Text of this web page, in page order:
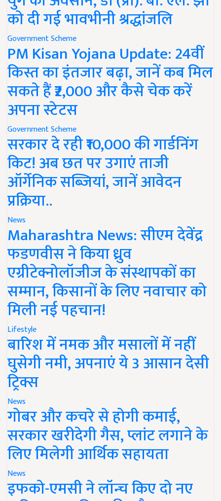
को दी गई भावभीनी श्रद्धांजलि
Government Scheme
PM Kisan Yojana Update: 24वीं
किस्त का इंतजार बढ़ा, जानें कब मिल
सकते हैं ₹2,000 और कैसे चेक करें
अपना स्टेटस
Government Scheme
सरकार दे रही ₹10,000 की गार्डनिंग
किट! अब छत पर उगाएं ताजी
ऑर्गेनिक सब्जियां, जानें आवेदन
प्रक्रिया..
News
Maharashtra News: सीएम देवेंद्र
फडणवीस ने किया ध्रुव
एग्रीटेक्नोलॉजीज के संस्थापकों का
सम्मान, किसानों के लिए नवाचार को
मिली नई पहचान!
Lifestyle
बारिश में नमक और मसालों में नहीं
घुसेगी नमी, अपनाएं ये 3 आसान देसी
ट्रिक्स
News
गोबर और कचरे से होगी कमाई,
सरकार खरीदेगी गैस, प्लांट लगाने के
लिए मिलेगी आर्थिक सहायता
News
इफको-एमसी ने लॉन्च किए दो नए